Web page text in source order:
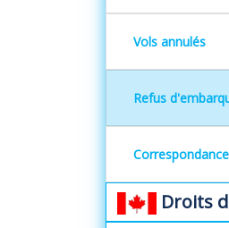
Vols annulés
Refus
Droits